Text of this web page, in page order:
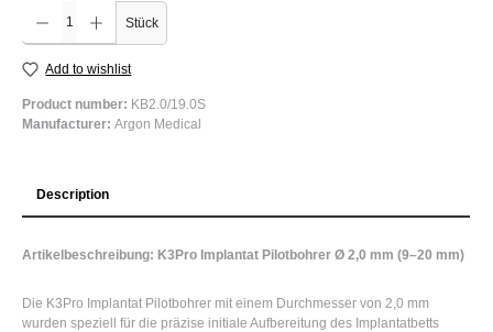
Product Quantity: Enter the desired amount or use the buttons to increase or decrease the
Stück
Add to wishlist
Product number: KB2.0/19.0S
Manufacturer: Argon Medical
Description
Artikelbeschreibung: K3Pro Implantat Pilotbohrer Ø 2,0 mm (9–20 mm)
Die K3Pro Implantat Pilotbohrer mit einem Durchmesser von 2,0 mm
wurden speziell für die präzise initiale Aufbereitung des Implantatbetts